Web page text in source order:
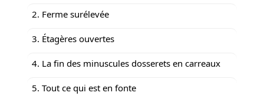
2. Ferme surélevée
3. Étagères ouvertes
4. La fin des minuscules dosserets en carreaux
5. Tout ce qui est en fonte